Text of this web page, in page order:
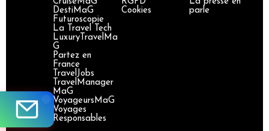
DestiMaG
Futuroscopie
La Travel Tech
LuxuryTravelMa
G
Partez en
France
TravelJobs
TravelManager
MaG
VoyageursMaG
Voyages
Responsables
Cookies
parle